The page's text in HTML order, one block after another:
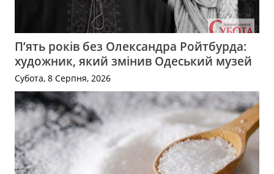
П’ять років без Олександра Ройтбурда:
художник, який змінив Одеський музей
Субота, 8 Серпня, 2026